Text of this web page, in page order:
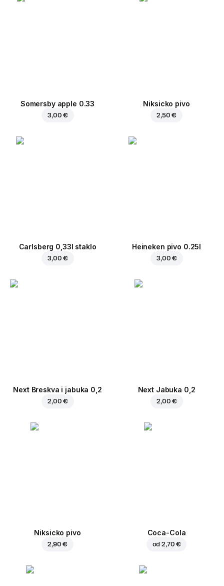
Somersby apple 0.33
3,00 €
Niksicko pivo
2,50 €
Carlsberg 0,33l staklo
3,00 €
Heineken pivo 0.25l
3,00 €
Next Breskva i jabuka 0,2
2,00 €
Next Jabuka 0,2
2,00 €
Niksicko pivo
2,90 €
Coca-Cola
od2,70 €